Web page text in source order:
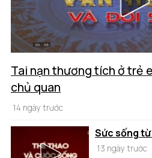
Tai nạn thương tích ở trẻ
chủ quan
14 ngày trước
Sức sống
13 ngày trước